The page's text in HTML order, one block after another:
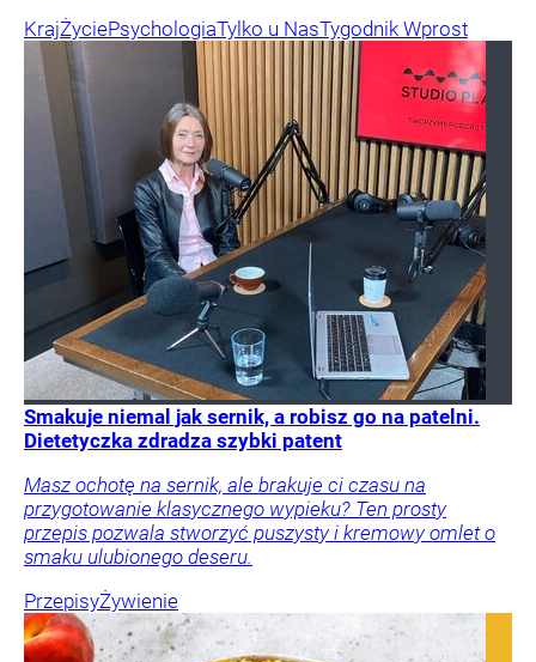
KrajŻyciePsychologiaTylko u NasTygodnik Wprost
Smakuje niemal jak sernik, a robisz go na patelni.
Dietetyczka zdradza szybki patent
Masz ochotę na sernik, ale brakuje ci czasu na
przygotowanie klasycznego wypieku? Ten prosty
przepis pozwala stworzyć puszysty i kremowy omlet o
smaku ulubionego deseru.
PrzepisyŻywienie